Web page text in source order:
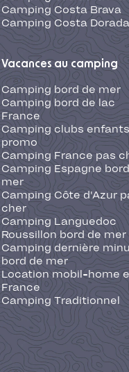
Camping Costa Brava
Camping Costa Dorada
Vacances au camping
Camping bord de mer
Camping bord de lac
France
Camping clubs
promo
Camping France pas
Camping Espagne
mer
Camping Côte d'Azur
cher
Camping Languedoc
Roussillon bord de mer
Camping dernière
bord de mer
Location mobil-home
France
Camping Traditionnel